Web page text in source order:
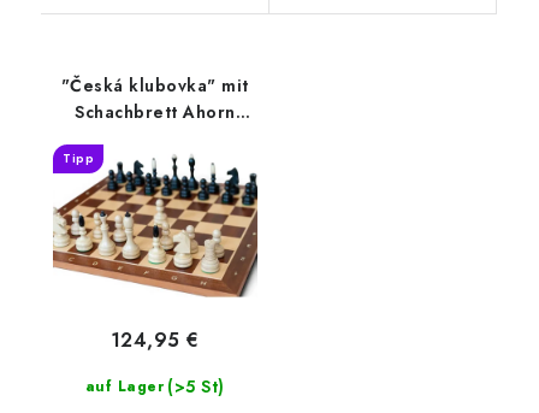
"Česká klubovka" mit
Schachbrett Ahorn
Tipp
auf Lager (>5 St)
124,95 €